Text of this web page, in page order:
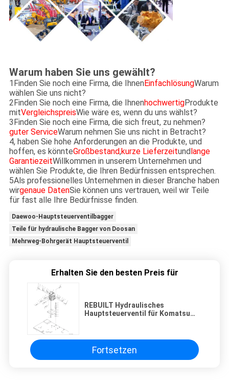
Warum haben Sie uns gewählt?
1Finden Sie noch eine Firma, die IhnenEinfachlösungWarum
wählen Sie uns nicht?
2Finden Sie noch eine Firma, die IhnenhochwertigProdukte
mitVergleichspreisWie wäre es, wenn du uns wählst?
3Finden Sie noch eine Firma, die sich freut, zu nehmen?
guter ServiceWarum nehmen Sie uns nicht in Betracht?
4, haben Sie hohe Anforderungen an die Produkte, und
hoffen, es könnteGroßbestand,kurze Lieferzeitundlange
GarantiezeitWillkommen in unserem Unternehmen und
wählen Sie Produkte, die Ihren Bedürfnissen entsprechen.
5Als professionelles Unternehmen in dieser Branche haben
wirgenaue DatenSie können uns vertrauen, weil wir Teile
für fast alle Ihre Bedürfnisse finden.
Daewoo-Hauptsteuerventilbagger
Teile für hydraulische Bagger von Doosan
Mehrweg-Bohrgerät Hauptsteuerventil
Erhalten Sie den besten Preis für
REBUILT Hydraulisches
Hauptsteuerventil für Komatsu
7231312200
Fortsetzen